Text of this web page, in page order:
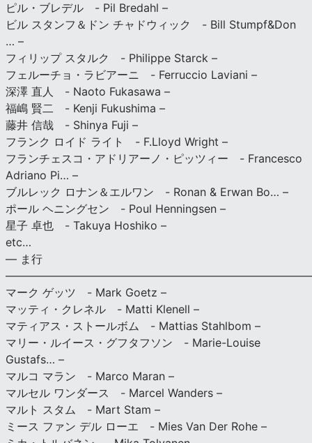
ピル・ブレデル - Pil Bredahl –
ビル スタンフ＆ドン チャドウィック - Bill Stumpf&Don
… –
フィリップ スタルク - Philippe Starck –
フェルーチョ・ラビアーニ - Ferruccio Laviani –
深澤 直人 - Naoto Fukasawa –
福嶋 賢二 - Kenji Fukushima –
藤井 信哉 - Shinya Fuji –
フランク ロイド ライト - F.Lloyd Wright –
フランチェスコ・アドリアーノ・ピッツィー - Francesco
Adriano Pi… –
ブルレック ロナン＆エルワン - Ronan & Erwan Bo… –
ポール ヘニングセン - Poul Henningsen –
星子 卓也 - Takuya Hoshiko –
etc…
— ま行
マーク ゲッツ - Mark Goetz –
マッティ・クレネル - Matti Klenell –
マティアス・ストールボム - Mattias Stahlbom –
マリー・ルイース・グフタフソン - Marie-Louise
Gustafs… –
マルコ マラン - Marco Maran –
マルセル ワンダース - Marcel Wanders –
マルト スタム - Mart Stam –
ミース ファン デル ローエ - Mies Van Der Rohe –